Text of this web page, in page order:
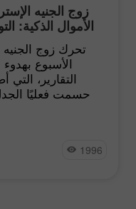
زوج الجنيه
الأموال الذكية:
تحرك زوج الجنيه
الأسبوع
التقارير،
حسمت فعليًا
1996